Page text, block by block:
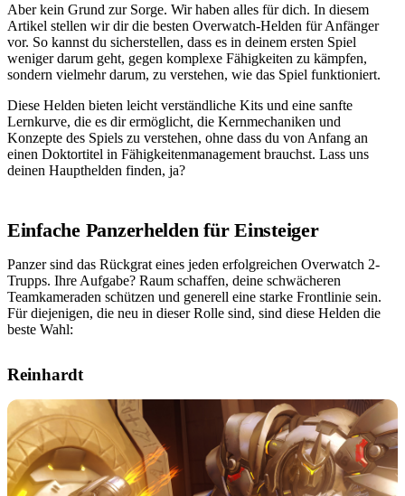
Aber kein Grund zur Sorge. Wir haben alles für dich. In diesem
Artikel stellen wir dir die besten Overwatch-Helden für Anfänger
vor. So kannst du sicherstellen, dass es in deinem ersten Spiel
weniger darum geht, gegen komplexe Fähigkeiten zu kämpfen,
sondern vielmehr darum, zu verstehen, wie das Spiel funktioniert.
Diese Helden bieten leicht verständliche Kits und eine sanfte
Lernkurve, die es dir ermöglicht, die Kernmechaniken und
Konzepte des Spiels zu verstehen, ohne dass du von Anfang an
einen Doktortitel in Fähigkeitenmanagement brauchst. Lass uns
deinen Haupthelden finden, ja?
Einfache Panzerhelden für Einsteiger
Panzer sind das Rückgrat eines jeden erfolgreichen Overwatch 2-
Trupps. Ihre Aufgabe? Raum schaffen, deine schwächeren
Teamkameraden schützen und generell eine starke Frontlinie sein.
Für diejenigen, die neu in dieser Rolle sind, sind diese Helden die
beste Wahl:
Reinhardt